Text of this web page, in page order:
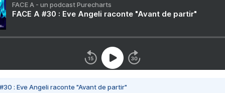
FACE A - un podcast Purecharts
FACE A #30 : Eve Angeli raconte "Avant de partir"
#30 : Eve Angeli raconte "Avant de partir"